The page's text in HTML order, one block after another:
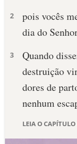
SALMO DO DIA
10
ESTUDOS BÍBLICOS
ESBOÇOS DE
2
pois vocês
dia do
3
Quando
destruição
dores de
nenhum
LEIA O